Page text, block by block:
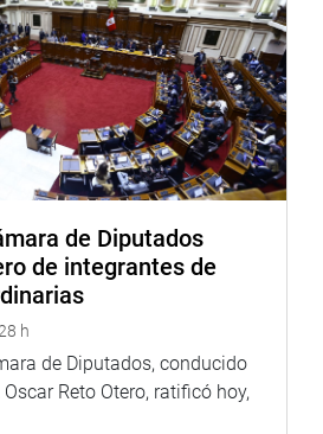
página web y redes sociales.
congresoperu <https://
congresoperu<http://
radiocongreso
de Diputados
de integrantes de
h
de Diputados, conducido
Reto Otero, ratificó hoy,